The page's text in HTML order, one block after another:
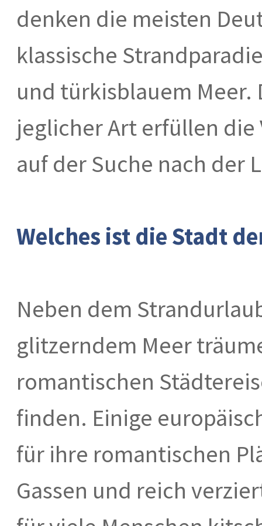
denken die meisten
klassische
und türkisblauem Meer.
jeglicher Art erfüllen
auf der Suche nach der
Welches ist die Stadt
Neben dem
glitzerndem Meer
romantischen
finden. Einige
für ihre romantischen
Gassen und reich